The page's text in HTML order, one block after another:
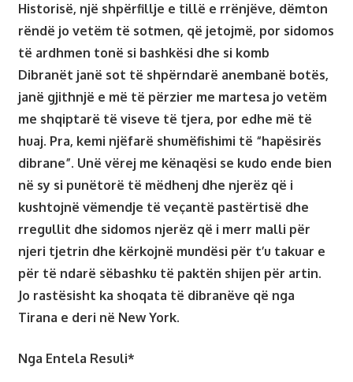
Historisë, një shpërfillje e tillë e rrënjëve, dëmton
rëndë jo vetëm të sotmen, që jetojmë, por sidomos
të ardhmen tonë si bashkësi dhe si komb
Dibranët janë sot të shpërndarë anembanë botës,
janë gjithnjë e më të përzier me martesa jo vetëm
me shqiptarë të viseve të tjera, por edhe më të
huaj. Pra, kemi njëfarë shumëfishimi të “hapësirës
dibrane”. Unë vërej me kënaqësi se kudo ende bien
në sy si punëtorë të mëdhenj dhe njerëz që i
kushtojnë vëmendje të veçantë pastërtisë dhe
rregullit dhe sidomos njerëz që i merr malli për
njeri tjetrin dhe kërkojnë mundësi për t’u takuar e
për të ndarë sëbashku të paktën shijen për artin.
Jo rastësisht ka shoqata të dibranëve që nga
Tirana e deri në New York.
Nga Entela Resuli*